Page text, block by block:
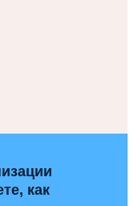
как